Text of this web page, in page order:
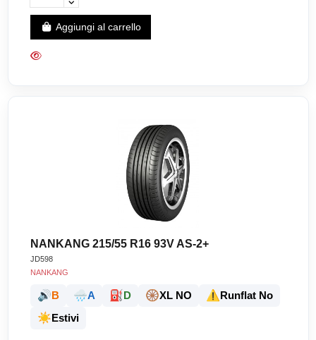
Aggiungi al carrello
NANKANG 215/55 R16 93V AS-2+
JD598
NANKANG
🔊B 🌧️A ⛽D 🛞XL NO ⚠️Runflat No
☀️Estivi